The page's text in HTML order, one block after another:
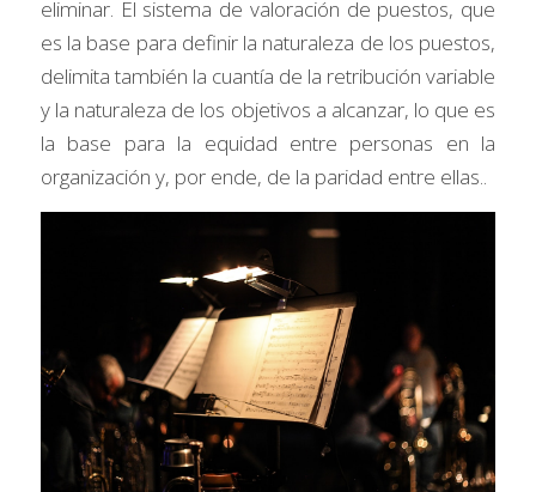
eliminar. El sistema de valoración de puestos, que
es la base para definir la naturaleza de los puestos,
delimita también la cuantía de la retribución variable
y la naturaleza de los objetivos a alcanzar, lo que es
la base para la equidad entre personas en la
organización y, por ende, de la paridad entre ellas..